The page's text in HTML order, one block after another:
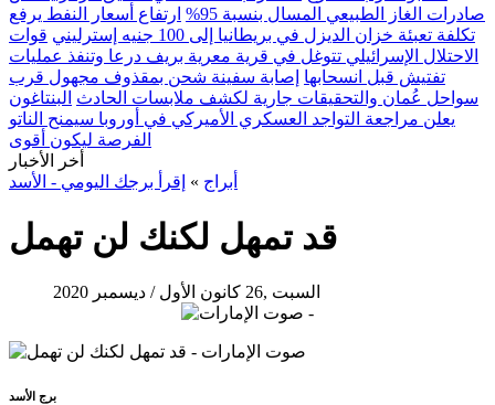
صادرات الغاز الطبيعي المسال بنسبة 95%
ارتفاع أسعار النفط يرفع
تكلفة تعبئة خزان الديزل في بريطانيا إلى 100 جنيه إسترليني
قوات
الاحتلال الإسرائيلي تتوغل في قرية معرية بريف درعا وتنفذ عمليات
تفتيش قبل انسحابها إصابة سفينة شحن بمقذوف مجهول قرب
سواحل عُمان والتحقيقات جارية لكشف ملابسات الحادث البنتاغون
يعلن مراجعة التواجد العسكري الأميركي في أوروبا سيمنح الناتو
الفرصة ليكون أقوى
أخر الأخبار
أبراج » إقرأ برجك اليومي - الأسد
قد تمهل لكنك لن تهمل
السبت ,26 كانون الأول / ديسمبر 2020
برج الأسد